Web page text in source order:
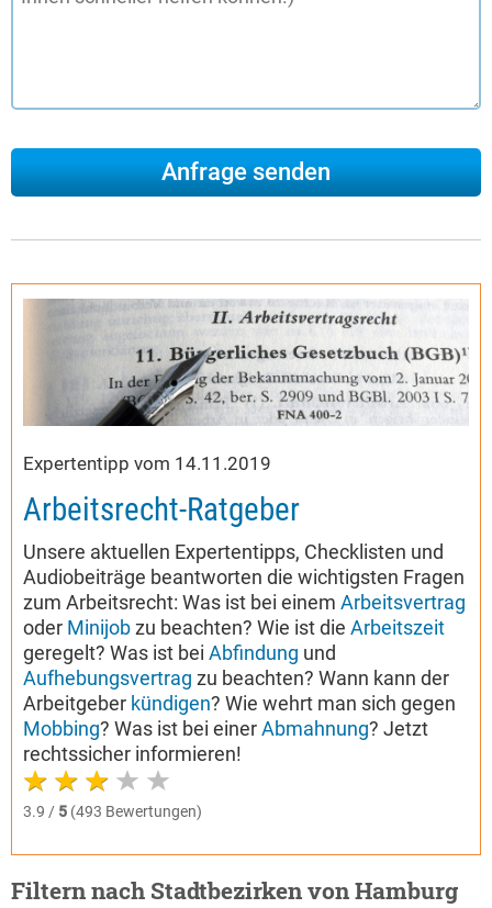
Expertentipp vom 14.11.2019
Arbeitsrecht-Ratgeber
Unsere aktuellen Expertentipps, Checklisten und
Audiobeiträge beantworten die wichtigsten Fragen
zum Arbeitsrecht: Was ist bei einem Arbeitsvertrag
oder Minijobzu beachten? Wie ist die Arbeitszeit
geregelt? Was ist bei Abfindung und
Aufhebungsvertrag zu beachten? Wann kann der
Arbeitgeber kündigen? Wie wehrt man sich gegen
Mobbing? Was ist bei einerAbmahnung? Jetzt
rechtssicher informieren!
3.9 / 5 (493 Bewertungen)
Filtern nach Stadtbezirken von Hamburg